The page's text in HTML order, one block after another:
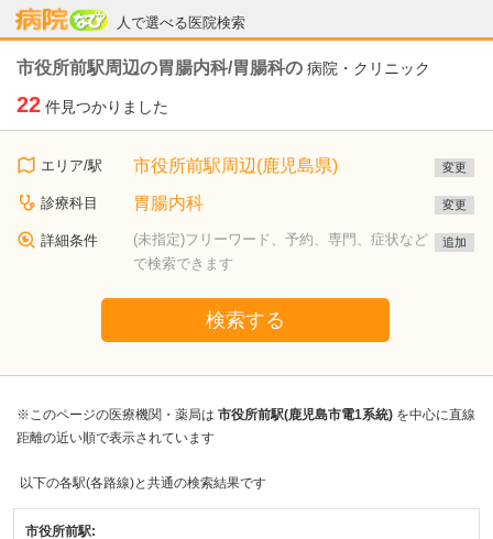
人で選べる医院検索
病院なび
市役所前駅周辺の胃腸内科/胃腸科の 病院・クリニック
22 件見つかりました
エリア/駅 市役所前駅周辺(鹿児島県) 変更
診療科目 胃腸内科 変更
詳細条件
(未指定)フリーワード、予約、専門、症状など
で検索できます
追加
検索する
※このページの医療機関・薬局は 市役所前駅(鹿児島市電1系統) を中心に直線
距離の近い順で表示されています
以下の各駅(各路線)と共通の検索結果です
市役所前駅: